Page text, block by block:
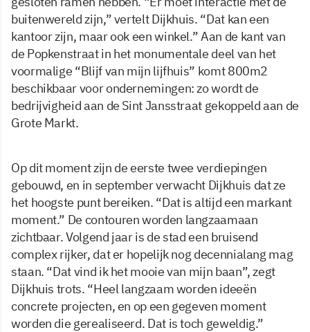
buitenwereld zijn,” vertelt Dijkhuis. “Dat kan een
kantoor zijn, maar ook een winkel.” Aan de kant van
de Popkenstraat in het monumentale deel van het
voormalige “Blijf van mijn lijfhuis” komt 800m2
beschikbaar voor ondernemingen: zo wordt de
bedrijvigheid aan de Sint Jansstraat gekoppeld aan de
Grote Markt.
Op dit moment zijn de eerste twee verdiepingen
gebouwd, en in september verwacht Dijkhuis dat ze
het hoogste punt bereiken. “Dat is altijd een markant
moment.” De contouren worden langzaamaan
zichtbaar. Volgend jaar is de stad een bruisend
complex rijker, dat er hopelijk nog decennialang mag
staan. “Dat vind ik het mooie van mijn baan”, zegt
Dijkhuis trots. “Heel langzaam worden ideeën
concrete projecten, en op een gegeven moment
worden die gerealiseerd. Dat is toch geweldig.”